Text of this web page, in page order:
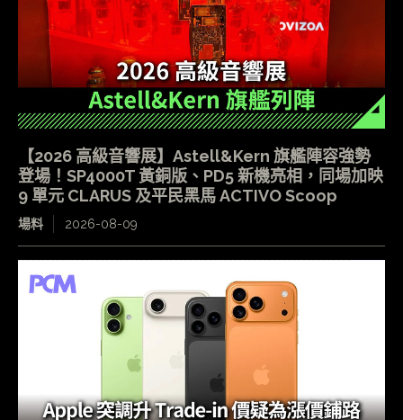
【2026 高級音響展】Astell&Kern 旗艦陣容強勢
登場！SP4000T 黃銅版、PD5 新機亮相，同場加映
9 單元 CLARUS 及平民黑馬 ACTIVO Scoop
場料 2026-08-09